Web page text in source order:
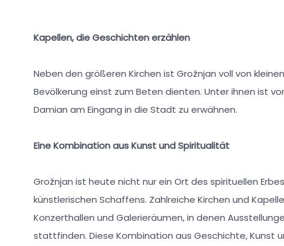
Kapellen, die Geschichten erzählen
Neben den größeren Kirchen ist Grožnjan voll von
Bevölkerung einst zum Beten dienten. Unter ihnen ist
Damian am Eingang in die Stadt zu erwähnen.
Eine Kombination aus Kunst und Spiritualität
Grožnjan ist heute nicht nur ein Ort des spirituellen
künstlerischen Schaffens. Zahlreiche Kirchen und
Konzerthallen und Galerieräumen, in denen
stattfinden. Diese Kombination aus Geschichte, Kunst